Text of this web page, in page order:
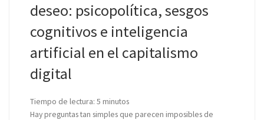
deseo: psicopolítica, sesgos
cognitivos e inteligencia
artificial en el capitalismo
digital
Tiempo de lectura: 5 minutos
Hay preguntas tan simples que parecen imposibles de